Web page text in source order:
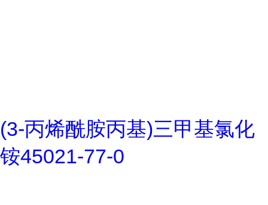
(3-丙烯酰胺丙基)三甲基氯化
铵45021-77-0